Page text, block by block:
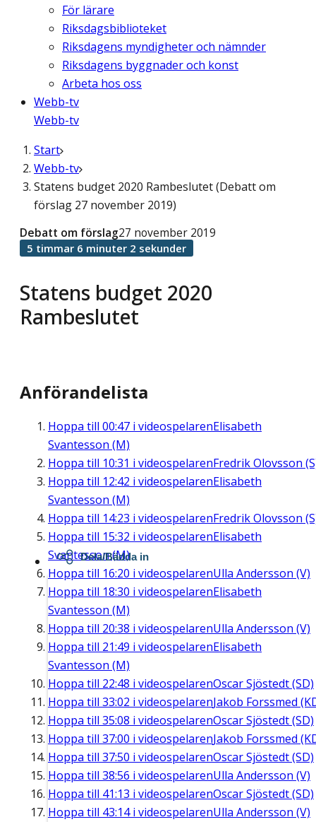
För lärare
Riksdagsbiblioteket
Riksdagens myndigheter och nämnder
Riksdagens byggnader och konst
Arbeta hos oss
Webb-tv
Webb-tv
Start
Webb-tv
Statens budget 2020 Rambeslutet (Debatt om
förslag 27 november 2019)
Statens budget 2020
Rambeslutet
Debatt om förslag27 november 2019
5 timmar 6 minuter 2 sekunder
Anförandelista
Hoppa till 00:47 i videospelarenElisabeth
Svantesson (M)
Hoppa till 10:31 i videospelarenFredrik Olovsson
Hoppa till 12:42 i videospelarenElisabeth
Svantesson (M)
Hoppa till 14:23 i videospelarenFredrik Olovsson
Hoppa till 15:32 i videospelarenElisabeth
Svantesson (M)
Hoppa till 16:20 i videospelarenUlla Andersson (V)
Hoppa till 18:30 i videospelarenElisabeth
Svantesson (M)
Hoppa till 20:38 i videospelarenUlla Andersson (V)
Hoppa till 21:49 i videospelarenElisabeth
Svantesson (M)
Hoppa till 22:48 i videospelarenOscar Sjöstedt (SD)
Hoppa till 33:02 i videospelarenJakob Forssmed
Hoppa till 35:08 i videospelarenOscar Sjöstedt (SD)
Hoppa till 37:00 i videospelarenJakob Forssmed
Hoppa till 37:50 i videospelarenOscar Sjöstedt (SD)
Hoppa till 38:56 i videospelarenUlla Andersson (V)
Hoppa till 41:13 i videospelarenOscar Sjöstedt (SD)
Hoppa till 43:14i videospelarenUlla Andersson (V)
Dela/Bädda in